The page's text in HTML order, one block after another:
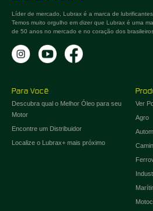
Líder de mercado, Lubrax é a marca de
Temos muito orgulho em dizer que Lubrax é uma
de 50 anos no mercado e no coração dos
Para Você
Descubra qual o Melhor Óleo para seu
Motor
Encontre um Distribuidor
Localize o Lubrax+ mais próximo
Ver
Agro